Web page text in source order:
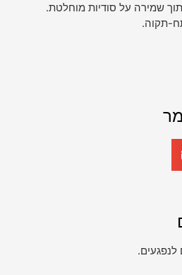
שמירה על סודיות מוחלטת.
תקוה.